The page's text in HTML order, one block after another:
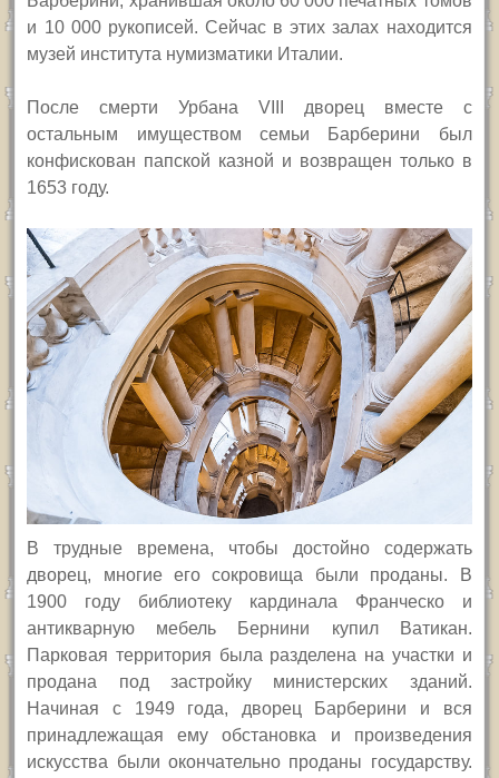
и 10 000 рукописей. Сейчас в этих залах находится
музей института нумизматики Италии.
После смерти Урбана VIII дворец вместе с
остальным имуществом семьи Барберини был
конфискован папской казной и возвращен только в
1653 году.
В трудные времена, чтобы достойно содержать
дворец, многие его сокровища были проданы. В
1900 году библиотеку кардинала Франческо и
антикварную мебель Бернини купил Ватикан.
Парковая территория была разделена на участки и
продана под застройку министерских зданий.
Начиная с 1949 года, дворец Барберини и вся
принадлежащая ему обстановка и произведения
искусства были окончательно проданы государству.